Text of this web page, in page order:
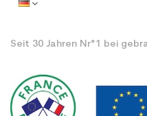
Seit 30 Jahren Nr°1 bei